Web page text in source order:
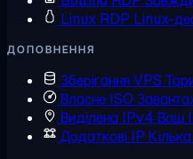
Linux RDP Linux-
ДОПОВНЕННЯ
Зберігання VPS
Власне ISO
Виділена IPv4 Ваш
Додаткові IP